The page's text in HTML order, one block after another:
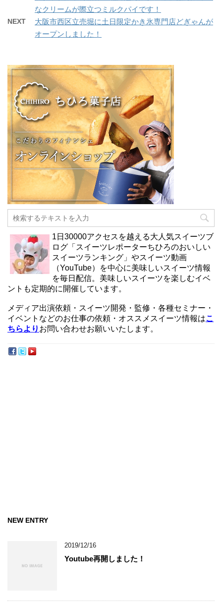
なクリームが際立つミルクパイです！
NEXT
大阪市西区立売堀に土日限定かき氷専門店どぎゃんが
オープンしました！
1日30000アクセスを越える大人気スイーツブ
ログ「スイーツレポーターちひろのおいしい
スイーツランキング」やスイーツ動画
（YouTube）を中心に美味しいスイーツ情報
を毎日配信。美味しいスイーツを楽しむイベ
ントも定期的に開催しています。
メディア出演依頼・スイーツ開発・監修・各種セミナー・
イベントなどのお仕事の依頼・オススメスイーツ情報はこ
ちらより お問い合わせお願いいたします。
NEW ENTRY
2019/12/16
Youtube再開しました！